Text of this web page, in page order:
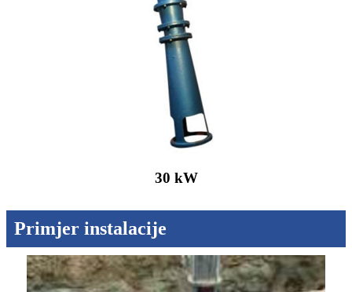
30 kW
Primjer instalacije